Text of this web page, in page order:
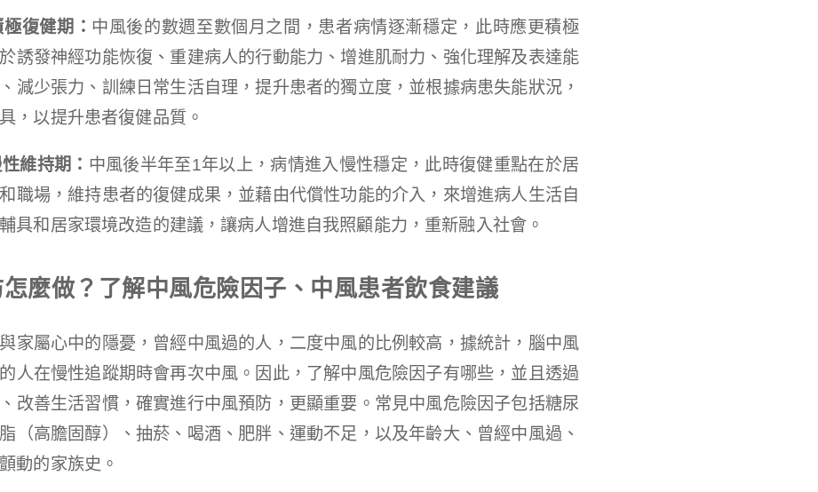
極復健期： 中風後的數週至數個月之間，患者病情逐漸穩定，此時應更積極
誘發神經功能恢復、重建病人的行動能力、增進肌耐力、強化理解及表達能
減少張力、訓練日常生活自理，提升患者的獨立度，並根據病患失能狀況，
，以提升患者復健品質。
維持期： 中風後半年至1年以上，病情進入慢性穩定，此時復健重點在於居
職場，維持患者的復健成果，並藉由代償性功能的介入，來增進病人生活自
具和居家環境改造的建議，讓病人增進自我照顧能力，重新融入社會。
麼做？了解中風危險因子、中風患者飲食建議
家屬心中的隱憂，曾經中風過的人，二度中風的比例較高，據統計，腦中風
人在慢性追蹤期時會再次中風。因此，了解中風危險因子有哪些，並且透過
改善生活習慣，確實進行中風預防，更顯重要。常見中風危險因子包括糖尿
（高膽固醇）、抽菸、喝酒、肥胖、運動不足，以及年齡大、曾經中風過、
動的家族史。